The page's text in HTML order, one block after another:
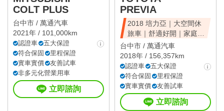
COLT PLUS
台中市 / 萬通汽車
2021年 / 101,000km
認證車
五大保證
符合保固
里程保證
實車實價
友善試車
非多元化營業用車
立即諮詢
PREVIA
2018 培力亞｜大空間休
旅車｜舒適好開｜家庭首
選｜可全額貸
台中市 / 萬通汽車
2018年 / 156,357km
認證車
五大保證
符合保固
里程保證
實車實價
友善試車
立即諮詢